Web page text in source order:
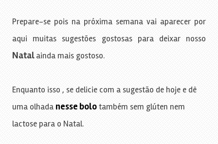
Prepare-se pois na próxima semana vai aparecer por
aqui muitas sugestões gostosas para deixar nosso
Natalainda mais gostoso.
Enquanto isso , se delicie com a sugestão de hoje e dê
uma olhada nesse bolotambém sem glúten nem
lactose para o Natal.